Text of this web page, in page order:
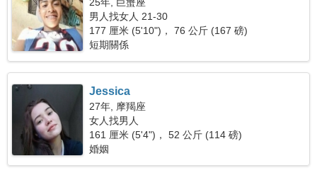
男人找女人 21-30
177 厘米 (5'10")， 76 公斤 (167 磅)
短期關係
Jessica
27年, 摩羯座
女人找男人
161 厘米 (5'4")， 52 公斤 (114 磅)
婚姻